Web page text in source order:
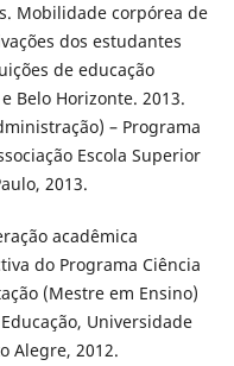
Mobilidade corpórea de
dos estudantes
de educação
Belo Horizonte. 2013.
– Programa
Escola Superior
2013.
acadêmica
do Programa Ciência
(Mestre em Ensino)
Universidade
Alegre, 2012.